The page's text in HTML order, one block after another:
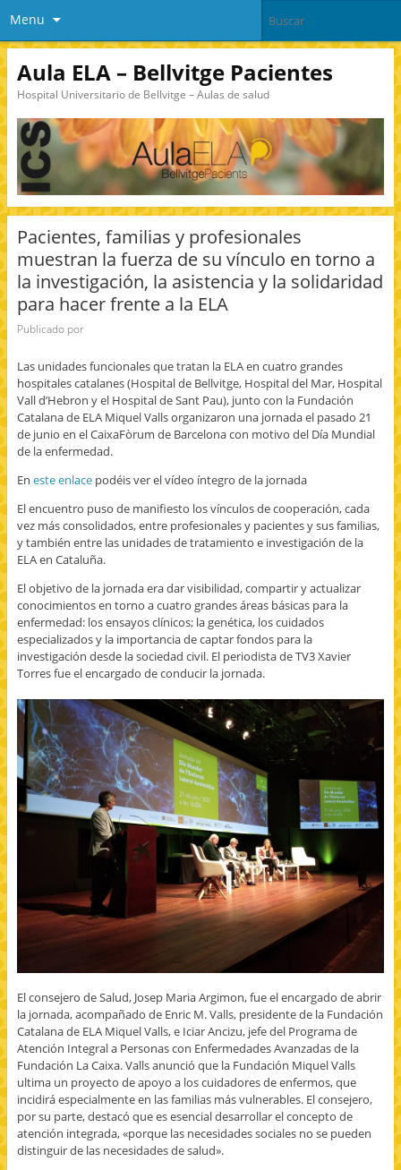
Menu
Aula ELA – Bellvitge Pacientes
Hospital Universitario de Bellvitge – Aulas de salud
Pacientes, familias y profesionales
muestran la fuerza de su vínculo en torno a
la investigación, la asistencia y la solidaridad
para hacer frente a la ELA
Publicado por
Las unidades funcionales que tratan la ELA en cuatro grandes
hospitales catalanes (Hospital de Bellvitge, Hospital del Mar, Hospital
Vall d’Hebron y el Hospital de Sant Pau), junto con la Fundación
Catalana de ELA Miquel Valls organizaron una jornada el pasado 21
de junio en el CaixaFòrum de Barcelona con motivo del Día Mundial
de la enfermedad.
En este enlacepodéis ver el vídeo íntegro de la jornada
El encuentro puso de manifiesto los vínculos de cooperación, cada
vez más consolidados, entre profesionales y pacientes y sus familias,
y también entre las unidades de tratamiento e investigación de la
ELA en Cataluña.
El objetivo de la jornada era dar visibilidad, compartir y actualizar
conocimientos en torno a cuatro grandes áreas básicas para la
enfermedad: los ensayos clínicos; la genética, los cuidados
especializados y la importancia de captar fondos para la
investigación desde la sociedad civil. El periodista de TV3 Xavier
Torres fue el encargado de conducir la jornada.
El consejero de Salud, Josep Maria Argimon, fue el encargado de abrir
la jornada, acompañado de Enric M. Valls, presidente de la Fundación
Catalana de ELA Miquel Valls, e Iciar Ancizu, jefe del Programa de
Atención Integral a Personas con Enfermedades Avanzadas de la
Fundación La Caixa. Valls anunció que la Fundación Miquel Valls
ultima un proyecto de apoyo a los cuidadores de enfermos, que
incidirá especialmente en las familias más vulnerables. El consejero,
por su parte, destacó que es esencial desarrollar el concepto de
atención integrada, «porque las necesidades sociales no se pueden
distinguir de las necesidades de salud».